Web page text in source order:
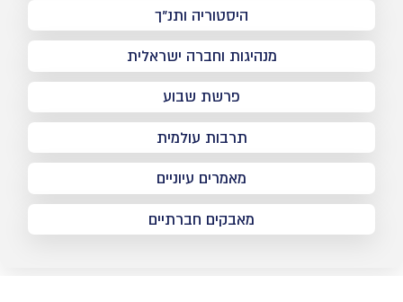
היסטוריה ותנ"ך
מנהיגות וחברה ישראלית
פרשת שבוע
תרבות עולמית
מאמרים עיוניים
מאבקים חברתיים